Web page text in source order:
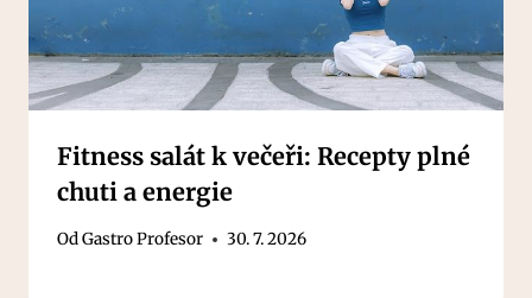
Fitness salát k večeři: Recepty plné
chuti a energie
OdGastro Profesor 30. 7. 2026